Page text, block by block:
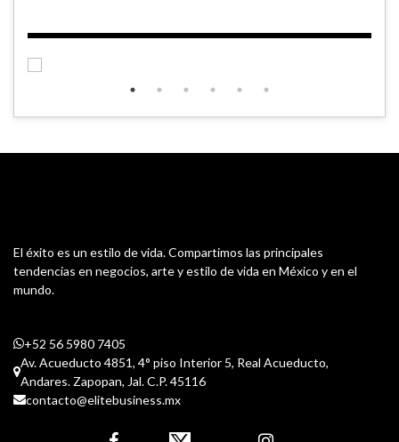
El éxito es un estilo de vida. Compartimos las principales
tendencias en negocios, arte y estilo de vida en México y en el
mundo.
+52 56 5980 7405
Av. Acueducto 4851, 4° piso Interior 5, Real Acueducto,
Andares. Zapopan, Jal. C.P. 45116
contacto@elitebusiness.mx